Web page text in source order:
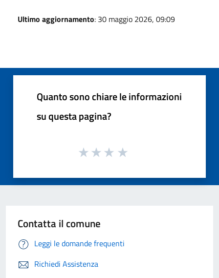
Ultimo aggiornamento: 30 maggio 2026, 09:09
Quanto sono chiare le informazioni
su questa pagina?
Contatta il comune
Leggi le domande frequenti
Richiedi Assistenza